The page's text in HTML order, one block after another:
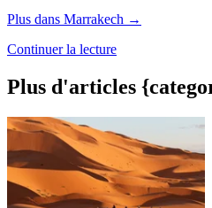
Plus dans Marrakech →
Continuer la lecture
Plus d'articles